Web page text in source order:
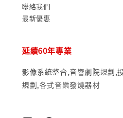
聯絡我們
最新優惠
延續60年專業
影像系統整合,音響劇院規劃,
規劃,各式音樂發燒器材